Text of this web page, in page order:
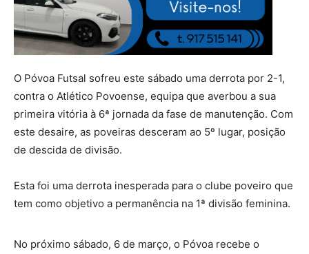
O Póvoa Futsal sofreu este sábado uma derrota por 2-1,
contra o Atlético Povoense, equipa que averbou a sua
primeira vitória à 6ª jornada da fase de manutenção. Com
este desaire, as poveiras desceram ao 5º lugar, posição
de descida de divisão.
Esta foi uma derrota inesperada para o clube poveiro que
tem como objetivo a permanência na 1ª divisão feminina.
No próximo sábado, 6 de março, o Póvoa recebe o